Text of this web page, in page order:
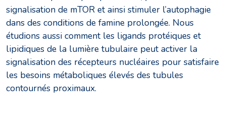
signalisation de mTOR et ainsi stimuler l’autophagie
dans des conditions de famine prolongée. Nous
étudions aussi comment les ligands protéiques et
lipidiques de la lumière tubulaire peut activer la
signalisation des récepteurs nucléaires pour satisfaire
les besoins métaboliques élevés des tubules
contournés proximaux.